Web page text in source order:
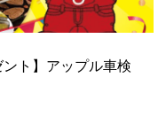
ト】アップル車検